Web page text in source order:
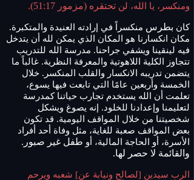
ومنكسر، يا الله، لن تحتقره (مزمور 51:17).
كان بطرس منكسراً في إرادته العنيدة والمتكبرة.
مكان انكسارنا هو المكان الذي يمكن لله أن يتدخل
فيه لينقينا ويشفي جراحنا. مدرسة الله للتدريب
تتجاوز الكلية اللاهوتية والمعرفة النظرية. غالباً ما
يتضمن تدريبه الانكسار والقلب المنكسر. خلال
الخمسة وأربعين عامًا التي تابعت فيها يسوع،
تعلمت أن الله يستخدم تجارب حياتنا كمدرسة
لتعليمنا وإعدادنا للخلود. إنه يصوغ ويشكل
شخصيتنا من خلال المواقف اليومية. قد تكون
بعض المواقف صعبة للغاية، مثل وفاة أحد أفراد
الأسرة، أو الحاجة المالية، أو طفل غير صبور.
والقائمة لا حصر لها.
الرب سيدين [لصالح ونيابة عن] شعبه ويرحم